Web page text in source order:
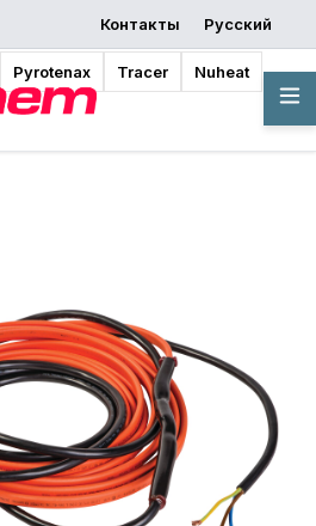
Pyrotenax Tracer Nuheat
Контакты
Русский
Где купить
Начать